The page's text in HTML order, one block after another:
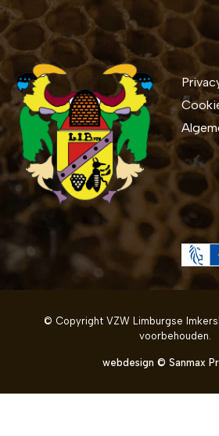
Bekijk ook
© Copyright VZW Limburgse
voorbehouden.
webdesign © Sanmax